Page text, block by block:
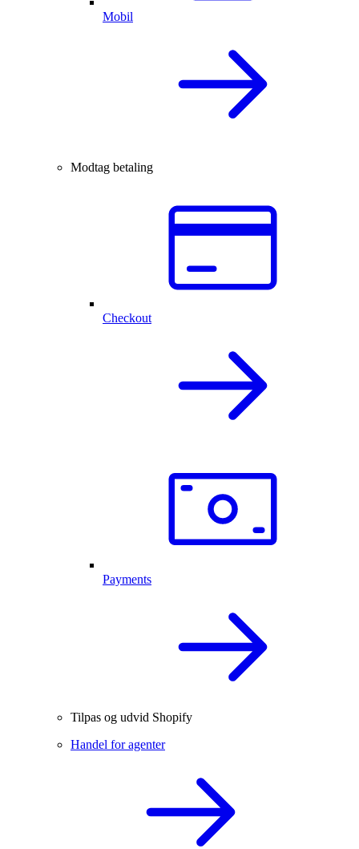
Mobil
Modtag betaling
Checkout
Payments
Tilpas og udvid Shopify
Handel for agenter